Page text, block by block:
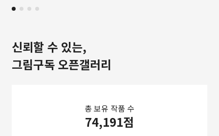
신뢰할 수 있는,
그림구독 오픈갤러리
총 보유 작품 수
74,191점